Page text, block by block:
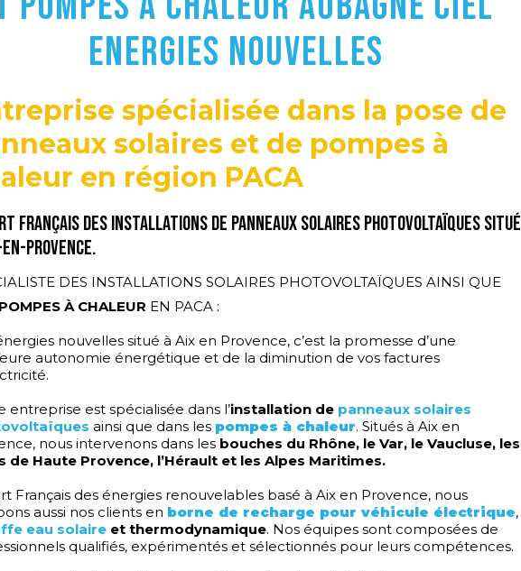
Energies Nouvelles
spécialisée dans la pose de
solaires et de pompes à
en région PACA
Français des installations de panneaux solaires photovoltaïques situé
Provence.
DES INSTALLATIONS SOLAIRES PHOTOVOLTAÏQUES AINSI QUE
POMPES À CHALEUR EN PACA :
nouvelles situé à Aix en Provence, c’est la promesse d’une
autonomie énergétique et de la diminution de vos factures
entreprise est spécialisée dans l’installation de panneaux solaires
ainsi que dans les pompes à chaleur. Situés à Aix en
nous intervenons dans les bouches du Rhône, le Var, le Vaucluse, les
de Haute Provence, l’Hérault et les Alpes Maritimes.
Français des énergies renouvelables basé à Aix en Provence, nous
aussi nos clients en borne de recharge pour véhicule électrique,
eau solaire et thermodynamique. Nos équipes sont composées de
qualifiés, expérimentés et sélectionnés pour leurs compétences.